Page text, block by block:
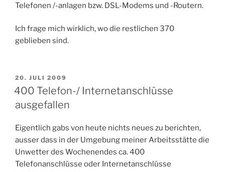
Telefonen /-anlagen bzw. DSL-Modems und -Routern.
Ich frage mich wirklich, wo die restlichen 370
geblieben sind.
VERÖFFENTLICHT
AM
20. JULI 2009
400 Telefon-/ Internetanschlüsse
ausgefallen
Eigentlich gabs von heute nichts neues zu berichten,
ausser dass in der Umgebung meiner Arbeitsstätte die
Unwetter des Wochenendes ca. 400
Telefonanschlüsse oder Internetanschlüsse